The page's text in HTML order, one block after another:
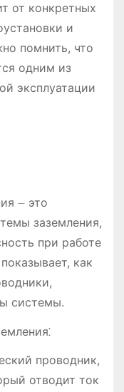
от конкретных
и
помнить, что
одним из
эксплуатации
⏤ это
заземления,
при работе
как
системы.
проводник,
отводит ток